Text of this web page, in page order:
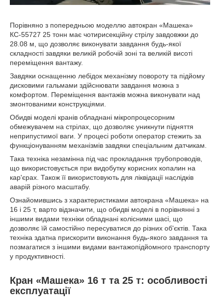
Порівняно з попередньою моделлю автокран «Машека»
КС-55727 25 тонн має чотирисекційну стрілу завдовжки до
28.08 м, що дозволяє виконувати завдання будь-якої
складності завдяки великій робочій зоні та великій висоті
переміщення вантажу.
Завдяки оснащенню лебідок механізму повороту та підйому
дисковими гальмами здійснювати завдання можна з
комфортом. Переміщення вантажів можна виконувати над
змонтованими конструкціями.
Обидві моделі кранів обладнані мікропроцесорним
обмежувачем на стрілах, що дозволяє уникнути підняття
неприпустимої ваги. У процесі роботи оператор стежить за
функціонуванням механізмів завдяки спеціальним датчикам.
Така техніка незамінна під час прокладання трубопроводів,
що використовується при видобутку корисних копалин на
кар'єрах. Також її використовують для ліквідації наслідків
аварій різного масштабу.
Ознайомившись з характеристиками автокрана «Машека» на
16 і 25 т, варто відзначити, що обидві моделі в порівнянні з
іншими видами техніки обладнані колісними шасі, що
дозволяє їй самостійно пересуватися до різних об'єктів. Така
техніка здатна прискорити виконання будь-якого завдання та
позмагатися з іншими видами вантажопідйомного транспорту
у продуктивності.
Кран «Машека» 16 т та 25 т: особливості
експлуатації